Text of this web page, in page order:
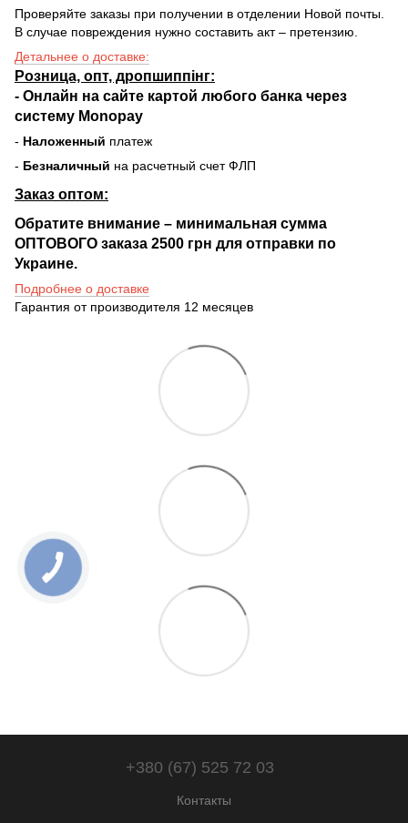
Проверяйте заказы при получении в отделении Новой почты.
В случае повреждения нужно составить акт – претензию.
Детальнее о доставке:
Розница, опт, дропшиппінг:
- Онлайн на сайте картой любого банка через
систему Monopay
- Наложенный платеж
- Безналичный на расчетный счет ФЛП
Заказ оптом:
Обратите внимание – минимальная сумма
ОПТОВОГО заказа 2500 грн для отправки по
Украине.
Подробнее о доставке
Гарантия от производителя 12 месяцев
+380 (67) 525 72 03
Контакты